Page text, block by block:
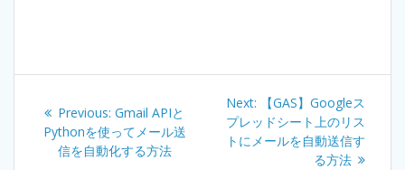
navigation
Previous: Previous
post:
Gmail APIと
Pythonを使ってメール送
信を自動化する方法
Next:
Next
post:
【GAS】Googleス
プレッドシート上のリス
トにメールを自動送信す
る方法